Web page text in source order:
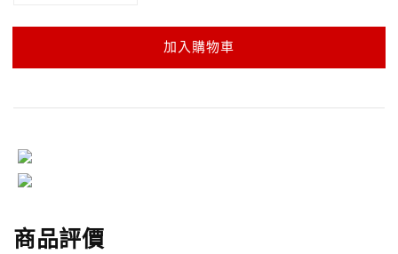
加入購物車
商品評價